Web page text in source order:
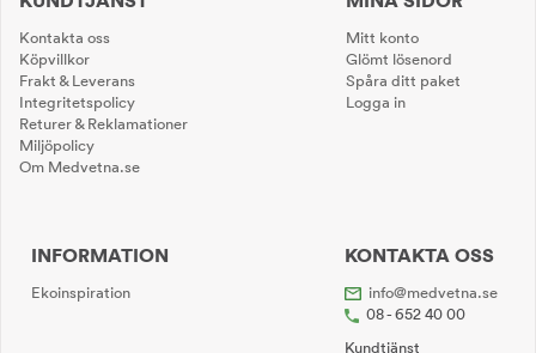
Kontakta oss
Köpvillkor
Frakt & Leverans
Integritetspolicy
Returer & Reklamationer
Miljöpolicy
Om Medvetna.se
Mitt konto
Glömt lösenord
Spåra ditt paket
Logga in
INFORMATION
Ekoinspiration
KONTAKTA OSS
info@medvetna.se
08 - 652 40 00
Kundtjänst